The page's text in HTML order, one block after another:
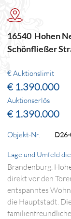
16540 Hohen
Schönfließer
€ Auktionslimit
€ 1.390.000
Auktionserlös
€ 1.390.000
Objekt-Nr.
Lage und Umfeld
Brandenburg.
direkt vor den
entspanntes
die Hauptstadt.